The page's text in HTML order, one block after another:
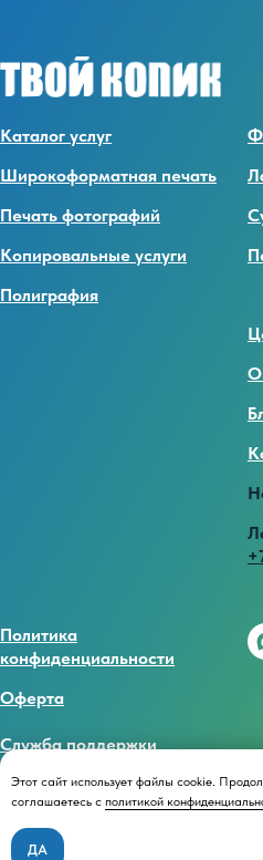
Каталог услуг
Широкоформатная печать
Печать фотографий
Копировальные услуги
Полиграфия
Политика
конфиденциальности
Оферта
Служба поддержки
Этот сайт использует файлы cookie.
соглашаетесь с политикой
ДА